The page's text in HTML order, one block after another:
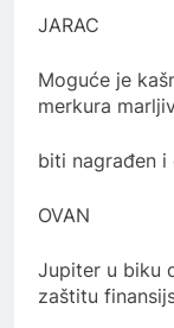
JARAC
Moguće je
merkura
biti nagrađen
OVAN
Jupiter u biku
zaštitu